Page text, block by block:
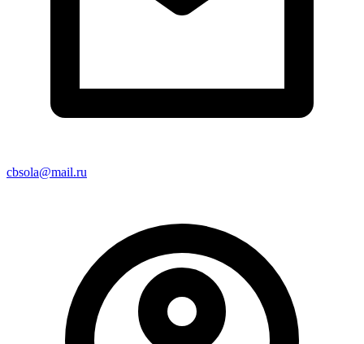
cbsola@mail.ru